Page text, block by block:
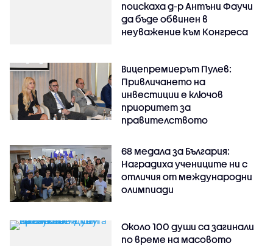
поискаха д-р Антъни Фаучи
да бъде обвинен в
неуважение към Конгреса
Вицепремиерът Пулев:
Привличането на
инвестиции е ключов
приоритет за
правителството
68 медала за България:
Наградиха учениците ни с
отличия от международни
олимпиади
Около 100 души са загинали
по време на масовото